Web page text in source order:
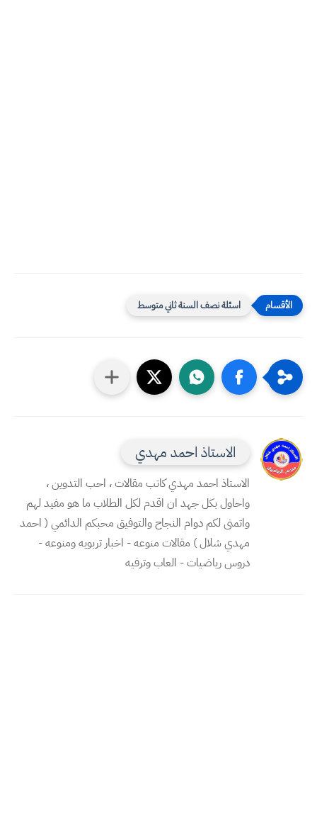
اسئلة نصف السنة ثاني متوسط
الاستاذ احمد مهدي
الاستاذ احمد مهدي كاتب مقالات ، احب التدوين ،
واحاول بكل جهد ان اقدم لكل الطلاب ما هو مفيد لهم
واتمنى لكم دوام النجاح والتوفيق محبكم الدائمي ( احمد
مهدي شلال ) مقالات منوعه - اخبار تربويه ومنوعه -
دروس رياضيات - العاب وترفيه